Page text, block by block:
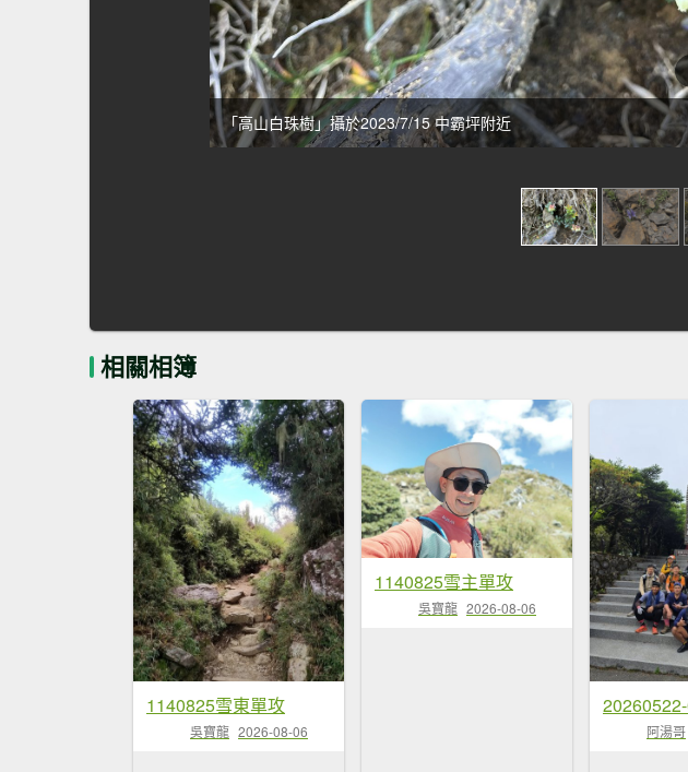
「高山白珠樹」攝於2023/7/15 中霸坪附近
相關相簿
1140825雪東單攻
吳寶龍 2026-08-06
1140825雪主單攻
吳寶龍 2026-08-06
阿湯哥